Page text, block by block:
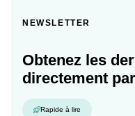
NEWSLETTER
Obtenez les
directement
Rapide à lire